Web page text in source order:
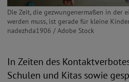
Die Zeit, die gezwungenermaßen in der
werden muss, ist gerade für kleine
nadezhda1906 / Adobe Stock
In Zeiten des
Schulen und Kitas sowie